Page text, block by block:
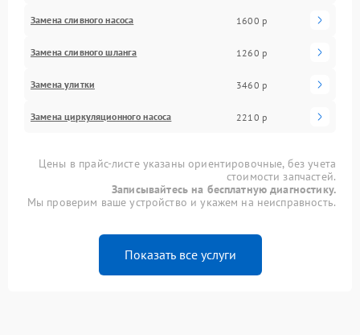
Замена сливного насоса 1600 р
Замена сливного шланга 1260 р
Замена улитки 3460 р
Замена циркуляционного насоса 2210 р
Цены в прайс-листе указаны ориентировочные, без учета
стоимости запчастей.
Записывайтесь на бесплатную диагностику.
Мы проверим ваше устройство и укажем на неисправность.
Показать все услуги